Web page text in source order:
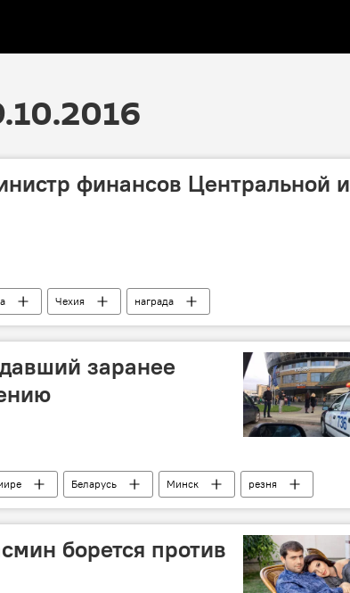
финансов Центральной и
Чехия
награда
заранее
Беларусь Минск резня
борется против